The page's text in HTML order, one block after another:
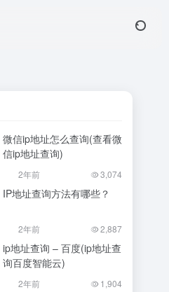
微信ip地址怎么查询(查看微
信ip地址查询)
2年前 3,074
IP地址查询方法有哪些？
2年前 2,887
ip地址查询 – 百度(ip地址查
询百度智能云)
2年前 1,904